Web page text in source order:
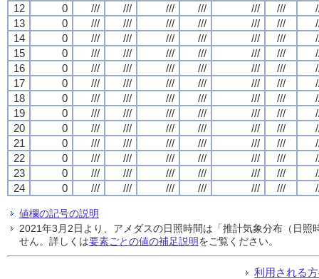
12
0 /// /// /// /// /// ///
13
0 /// /// /// /// /// ///
14
0 /// /// /// /// /// ///
15
0 /// /// /// /// /// ///
16
0 /// /// /// /// /// ///
17
0 /// /// /// /// /// ///
18
0 /// /// /// /// /// ///
19
0 /// /// /// /// /// ///
20
0 /// /// /// /// /// ///
21
0 /// /// /// /// /// ///
22
0 /// /// /// /// /// ///
23
0 /// /// /// /// /// ///
24
0 /// /// /// /// /// ///
値欄の記号の説明
2021年3月2日より、アメダスの日照時間は「推計気象分布（日
せん。詳しくは要素ごとの値の補足説明をご覧ください。
利用される